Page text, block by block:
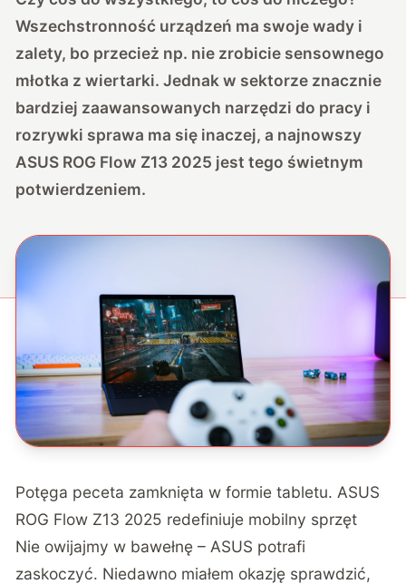
Wszechstronność urządzeń ma swoje wady i
zalety, bo przecież np. nie zrobicie sensownego
młotka z wiertarki. Jednak w sektorze znacznie
bardziej zaawansowanych narzędzi do pracy i
rozrywki sprawa ma się inaczej, a najnowszy
ASUS ROG Flow Z13 2025 jest tego świetnym
potwierdzeniem.
Potęga peceta zamknięta w formie tabletu. ASUS
ROG Flow Z13 2025 redefiniuje mobilny sprzęt
Nie owijajmy w bawełnę – ASUS potrafi
zaskoczyć. Niedawno miałem okazję sprawdzić,